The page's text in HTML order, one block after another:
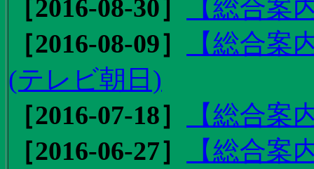
［2016-08-30］
【総合
［2016-08-09］
【総合
(テレビ朝日)
［2016-07-18］
【総合案
［2016-06-27］
【総合案